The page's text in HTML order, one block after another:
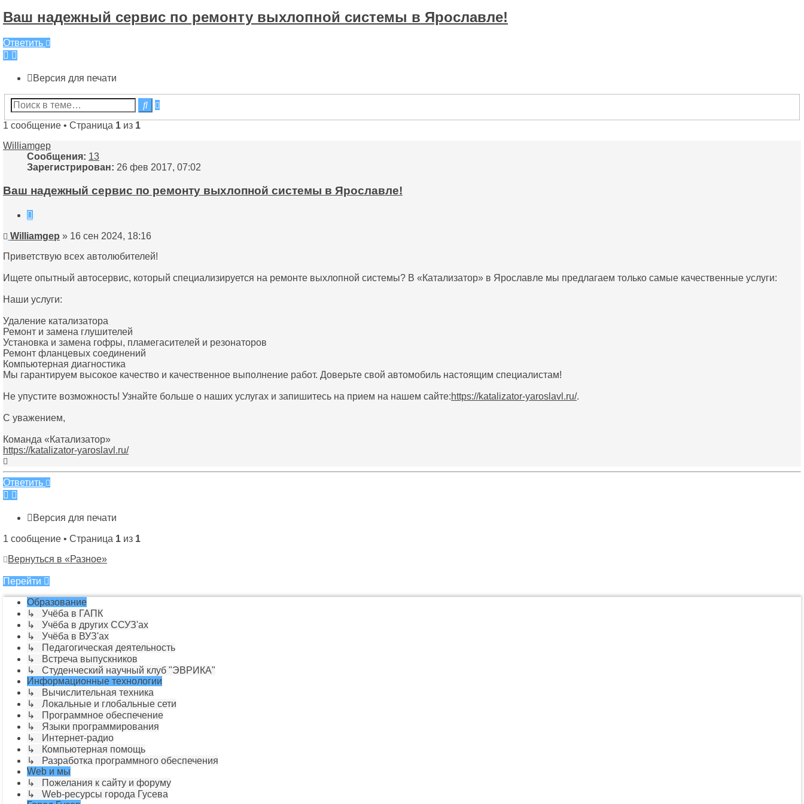
Ваш надежный сервис по ремонту выхлопной системы в Ярославле!
Ответить
Версия для печати
ПоискРасширенный
поиск
1 сообщение • Страница 1 из 1
Williamgep
Сообщения: 13
Зарегистрирован: 26 фев 2017, 07:02
Ваш надежный сервис по ремонту выхлопной системы в Ярославле!
Цитата
Сообщение
Williamgep » 16 сен 2024, 18:16
Приветствую всех автолюбителей!
Ищете опытный автосервис, который специализируется на ремонте выхлопной системы? В «Катализатор» в Ярославле мы предлагаем только самые качественные услуги:
Наши услуги:
Удаление катализатора
Ремонт и замена глушителей
Установка и замена гофры, пламегасителей и резонаторов
Ремонт фланцевых соединений
Компьютерная диагностика
Мы гарантируем высокое качество и качественное выполнение работ. Доверьте свой автомобиль настоящим специалистам!
Не упустите возможность! Узнайте больше о наших услугах и запишитесь на прием на нашем сайте:https://katalizator-yaroslavl.ru/.
С уважением,
Команда «Катализатор»
https://katalizator-yaroslavl.ru/
к
началу
Ответить
Версия для печати
1 сообщение • Страница 1 из 1
Вернуться в «Разное»
Перейти
Образование
↳ Учёба в ГАПК
↳ Учёба в других ССУЗ'ах
↳ Учёба в ВУЗ'ах
↳ Педагогическая деятельность
↳ Встреча выпускников
↳ Студенческий научный клуб "ЭВРИКА"
Информационные технологии
↳ Вычислительная техника
↳ Локальные и глобальные сети
↳ Программное обеспечение
↳ Языки программирования
↳ Интернет-радио
↳ Компьютерная помощь
↳ Разработка программного обеспечения
Web и мы
↳ Пожелания к сайту и форуму
↳ Web-ресурсы города Гусева